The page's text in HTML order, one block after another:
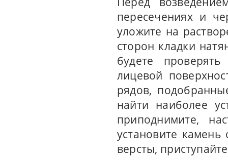
пересечениях и
уложите на
сторон кладки
будете
лицевой
рядов,
найти наиболее
приподнимите,
установите
версты,